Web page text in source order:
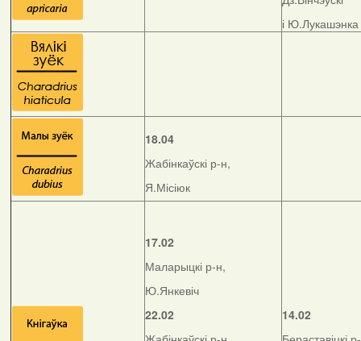
і Ю.Лукашэнка
18.04
Жабінкаўскі р-н,
Я.Місіюк
17.02
Маларыцкі р-н,
Ю.Янкевіч
22.02
14.02